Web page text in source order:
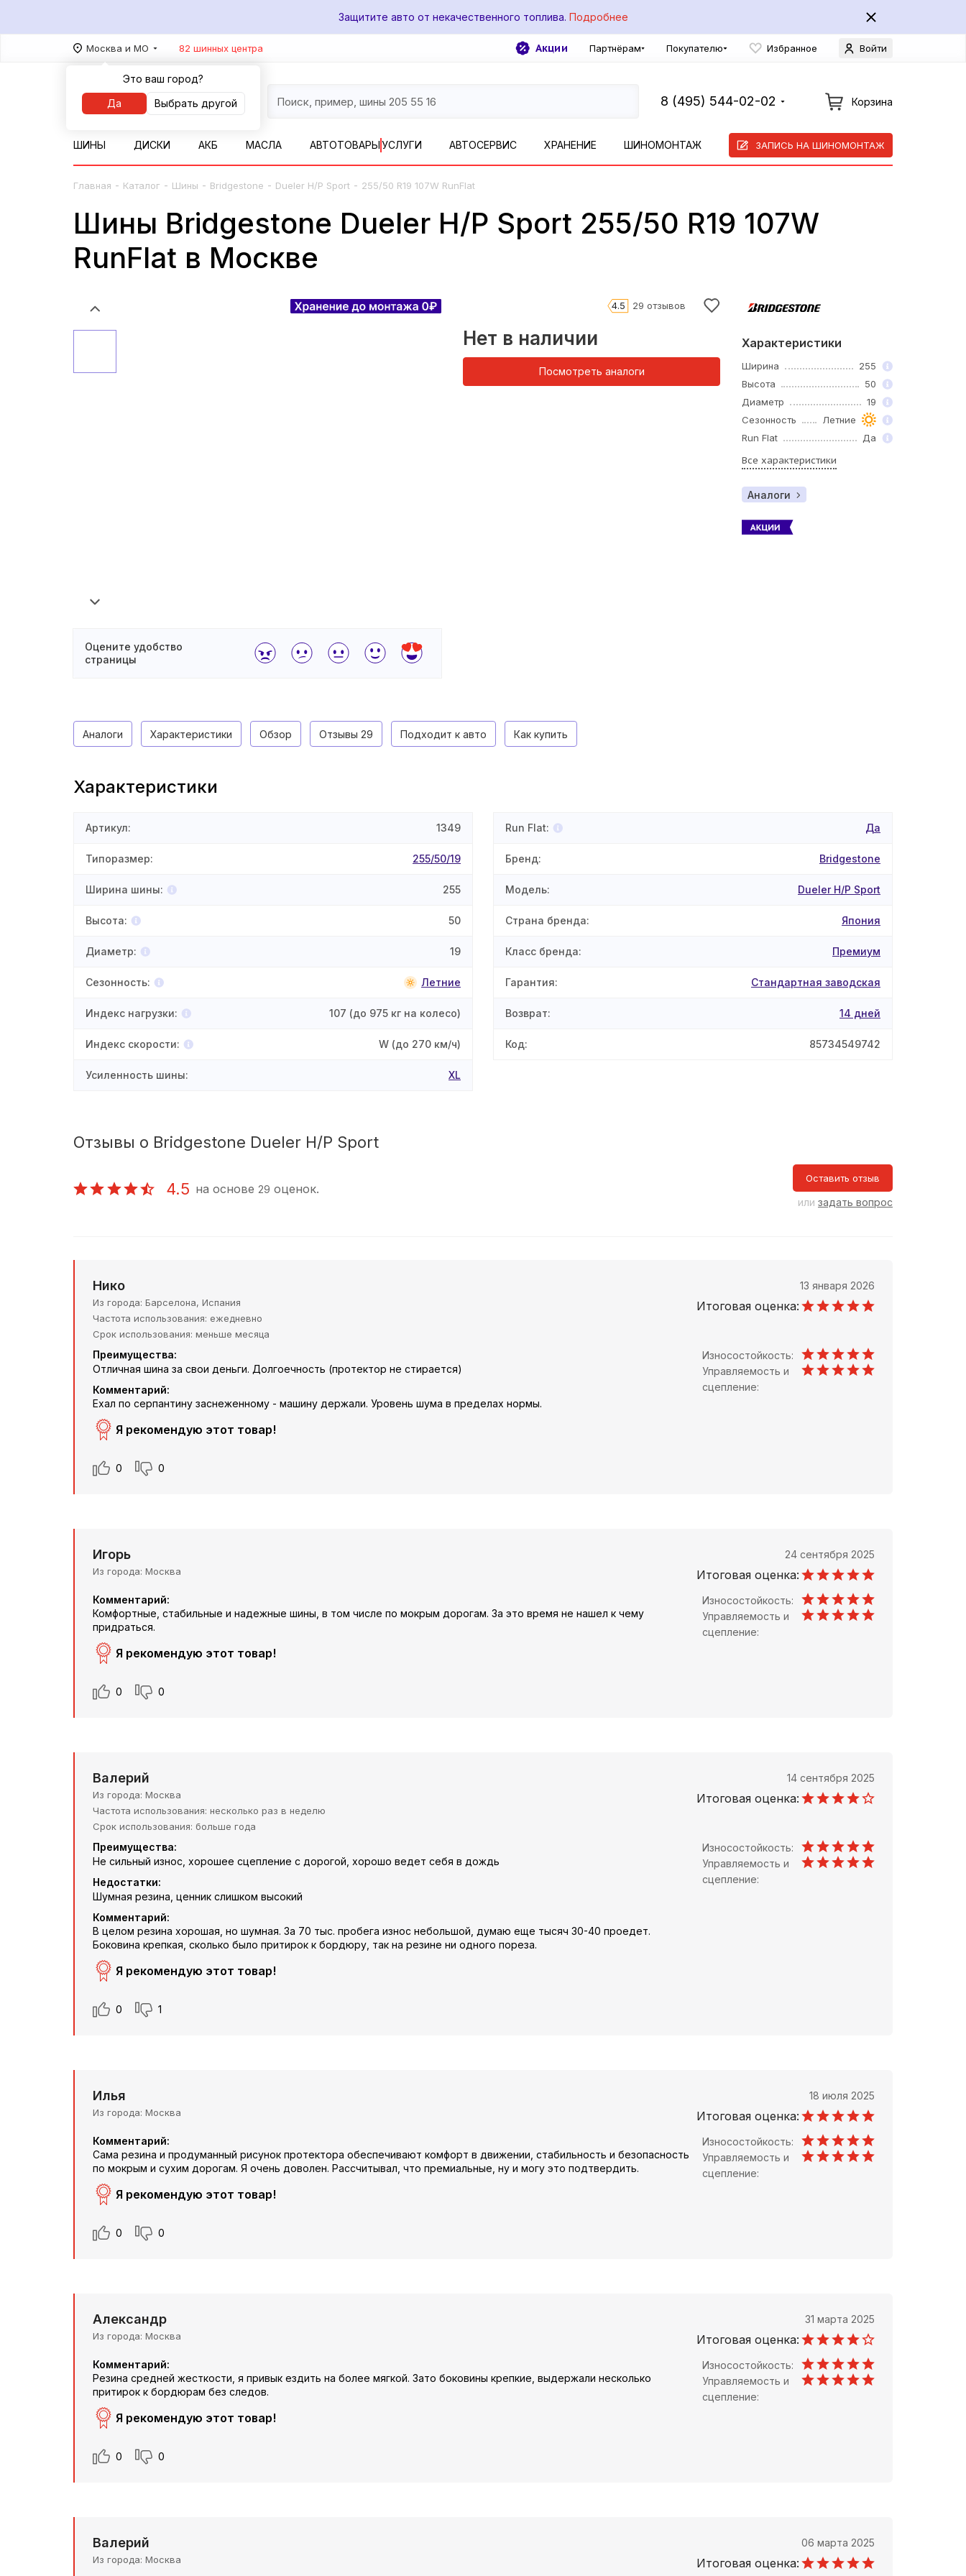
Защитите авто от некачественного топлива. Подробнее
Москва и МО
Это ваш город?
Да
Выбрать другой
82 шинных центра Акции Партнёрам Покупателю Избранное Войти
8 (495) 544-02-02 Корзина
ШИНЫ ДИСКИ АКБ МАСЛА АВТОТОВАРЫУСЛУГИ АВТОСЕРВИС ХРАНЕНИЕ ШИНОМОНТАЖ ЗАПИСЬ НА ШИНОМОНТАЖ
Главная - Каталог - Шины - Bridgestone - Dueler H/P Sport - 255/50 R19 107W RunFlat
Шины Bridgestone Dueler H/P Sport 255/50 R19 107W
RunFlat в Москве
Оцените удобство
страницы
4.5 29 отзывов
Нет в наличии
Посмотреть аналоги
Характеристики
Ширина
255
Высота
50
Диаметр
19
Сезонность
Летние
Run Flat
Да
Все характеристики
Аналоги
Аналоги Характеристики Обзор Отзывы 29 Подходит к авто Как купить
Характеристики
Артикул: 1349
Типоразмер: 255/50/19
Ширина шины: 255
Высота: 50
Диаметр: 19
Сезонность: Летние
Индекс нагрузки: 107 (до 975 кг на колесо)
Индекс скорости: W (до 270 км/ч)
Усиленность шины: XL
Run Flat: Да
Бренд: Bridgestone
Модель: Dueler H/P Sport
Страна бренда: Япония
Класс бренда: Премиум
Гарантия: Стандартная заводская
Возврат: 14 дней
Код: 85734549742
Отзывы о Bridgestone Dueler H/P Sport
4.5 на основе29 оценок.
Оставить отзыв
или задать вопрос
Нико
Из города Барселона, Испания
Частота использования ежедневно
Срок использования меньше месяца
13 января 2026
Итоговая оценка:
Преимущества:
Отличная шина за свои деньги. Долгоечность (протектор не стирается)
Комментарий:
Ехал по серпантину заснеженному - машину держали. Уровень шума в пределах нормы.
Я рекомендую этот товар!
Износостойкость:
Управляемость и
сцепление:
0 0
Игорь
Из города Москва
24 сентября 2025
Итоговая оценка:
Комментарий:
Комфортные, стабильные и надежные шины, в том числе по мокрым дорогам. За это время не нашел к чему
придраться.
Я рекомендую этот товар!
Износостойкость:
Управляемость и
сцепление:
0 0
Валерий
Из города Москва
Частота использования несколько раз в неделю
Срок использования больше года
14 сентября 2025
Итоговая оценка:
Преимущества:
Не сильный износ, хорошее сцепление с дорогой, хорошо ведет себя в дождь
Недостатки:
Шумная резина, ценник слишком высокий
Комментарий:
В целом резина хорошая, но шумная. За 70 тыс. пробега износ небольшой, думаю еще тысяч 30-40 проедет.
Боковина крепкая, сколько было притирок к бордюру, так на резине ни одного пореза.
Я рекомендую этот товар!
Износостойкость:
Управляемость и
сцепление:
0 1
Илья
Из города Москва
18 июля 2025
Итоговая оценка:
Комментарий:
Сама резина и продуманный рисунок протектора обеспечивают комфорт в движении, стабильность и безопасность
по мокрым и сухим дорогам. Я очень доволен. Рассчитывал, что премиальные, ну и могу это подтвердить.
Я рекомендую этот товар!
Износостойкость:
Управляемость и
сцепление:
0 0
Александр
Из города Москва
31 марта 2025
Итоговая оценка:
Комментарий:
Резина средней жесткости, я привык ездить на более мягкой. Зато боковины крепкие, выдержали несколько
притирок к бордюрам без следов.
Я рекомендую этот товар!
Износостойкость:
Управляемость и
сцепление:
0 0
Валерий
Из города Москва
06 марта 2025
Итоговая оценка: